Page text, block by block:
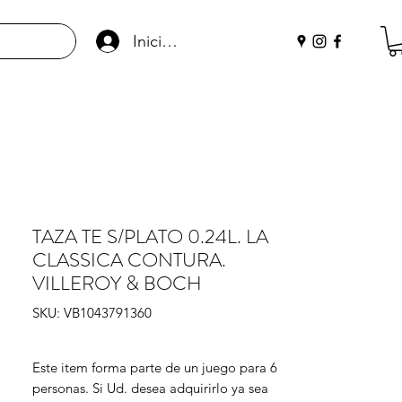
Iniciar sesión
TAZA TE S/PLATO 0.24L. LA
CLASSICA CONTURA.
VILLEROY & BOCH
SKU: VB1043791360
Este item forma parte de un juego para 6
personas. Si Ud. desea adquirirlo ya sea